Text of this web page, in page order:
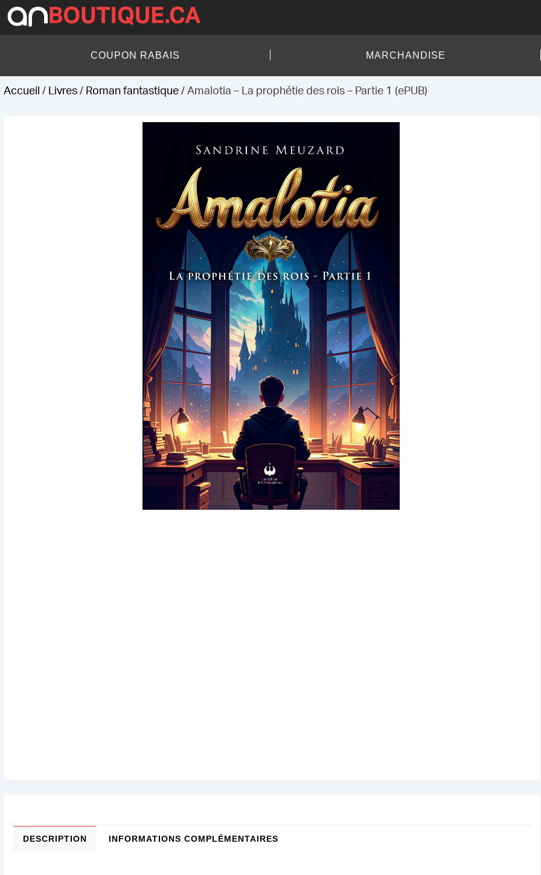
Skip
to
content
COUPON RABAIS MARCHANDISE
Accueil / Livres/ Roman fantastique/ Amalotia – La prophétie des rois – Partie 1 (ePUB)
DESCRIPTION INFORMATIONS COMPLÉMENTAIRES